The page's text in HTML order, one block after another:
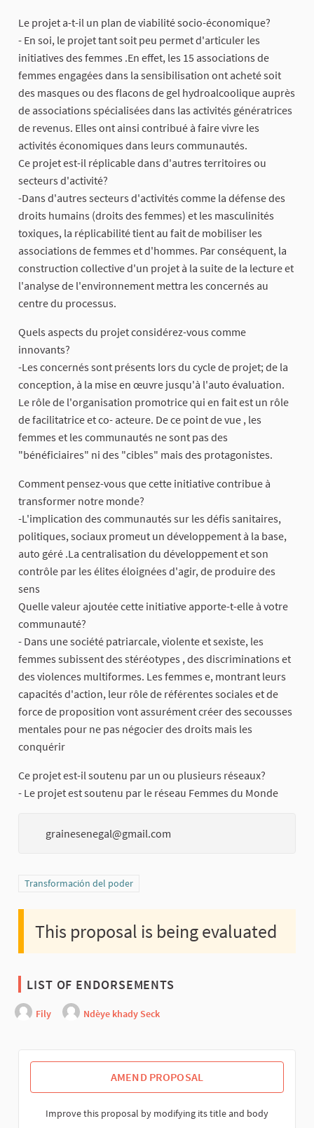
Le projet a-t-il un plan de viabilité socio-économique?
- En soi, le projet tant soit peu permet d'articuler les
initiatives des femmes .En effet, les 15 associations de
femmes engagées dans la sensibilisation ont acheté soit
des masques ou des flacons de gel hydroalcoolique auprès
de associations spécialisées dans las activités génératrices
de revenus. Elles ont ainsi contribué à faire vivre les
activités économiques dans leurs communautés.
Ce projet est-il réplicable dans d'autres territoires ou
secteurs d'activité?
-Dans d'autres secteurs d'activités comme la défense des
droits humains (droits des femmes) et les masculinités
toxiques, la réplicabilité tient au fait de mobiliser les
associations de femmes et d'hommes. Par conséquent, la
construction collective d'un projet à la suite de la lecture et
l'analyse de l'environnement mettra les concernés au
centre du processus.
Quels aspects du projet considérez-vous comme
innovants?
-Les concernés sont présents lors du cycle de projet; de la
conception, à la mise en œuvre jusqu'à l'auto évaluation.
Le rôle de l'organisation promotrice qui en fait est un rôle
de facilitatrice et co- acteure. De ce point de vue , les
femmes et les communautés ne sont pas des
"bénéficiaires" ni des "cibles" mais des protagonistes.
Comment pensez-vous que cette initiative contribue à
transformer notre monde?
-L'implication des communautés sur les défis sanitaires,
politiques, sociaux promeut un développement à la base,
auto géré .La centralisation du développement et son
contrôle par les élites éloignées d'agir, de produire des
sens
Quelle valeur ajoutée cette initiative apporte-t-elle à votre
communauté?
- Dans une société patriarcale, violente et sexiste, les
femmes subissent des stéréotypes , des discriminations et
des violences multiformes. Les femmes e, montrant leurs
capacités d'action, leur rôle de référentes sociales et de
force de proposition vont assurément créer des secousses
mentales pour ne pas négocier des droits mais les
conquérir
Ce projet est-il soutenu par un ou plusieurs réseaux?
- Le projet est soutenu par le réseau Femmes du Monde
grainesenegal@gmail.com
Filter results for category: Transformación del poder
Transformación del poder
This proposal is being evaluated
LIST OF ENDORSEMENTS
Fily Ndèye khady Seck
AMEND PROPOSAL
Improve this proposal by modifying its title and body